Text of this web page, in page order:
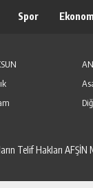
Spor
Telif Hakları